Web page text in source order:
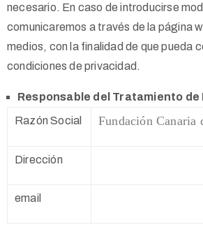
necesario. En caso de introducirse
comunicaremos a través de la página
medios, con la finalidad de que pueda
condiciones de privacidad.
Responsable del Tratamiento de
Razón Social
Fundación Canaria
Dirección
email